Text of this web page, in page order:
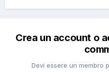
Crea un account o
Devi essere un membro